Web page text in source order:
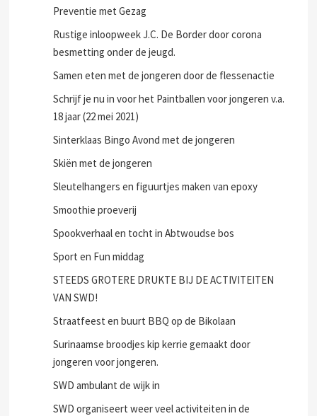
Preventie met Gezag
Rustige inloopweek J.C. De Border door corona
besmetting onder de jeugd.
Samen eten met de jongeren door de flessenactie
Schrijf je nu in voor het Paintballen voor jongeren v.a.
18 jaar (22 mei 2021)
Sinterklaas Bingo Avond met de jongeren
Skiën met de jongeren
Sleutelhangers en figuurtjes maken van epoxy
Smoothie proeverij
Spookverhaal en tocht in Abtwoudse bos
Sport en Fun middag
STEEDS GROTERE DRUKTE BIJ DE ACTIVITEITEN
VAN SWD!
Straatfeest en buurt BBQ op de Bikolaan
Surinaamse broodjes kip kerrie gemaakt door
jongeren voor jongeren.
SWD ambulant de wijk in
SWD organiseert weer veel activiteiten in de